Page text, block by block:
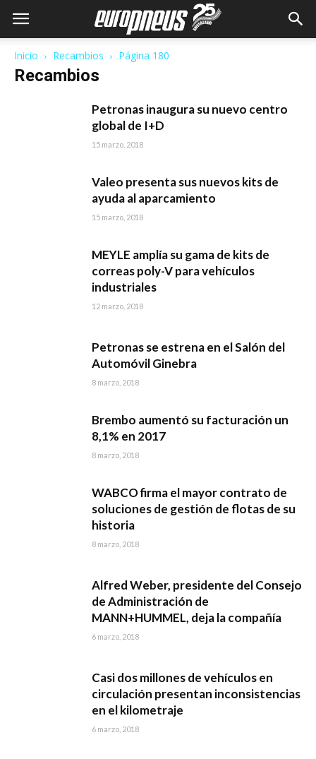
Inicio Recambios Página 180
Recambios
Petronas inaugura su nuevo centro
global de I+D
15 marzo, 2018
Valeo presenta sus nuevos kits de
ayuda al aparcamiento
15 marzo, 2018
MEYLE amplía su gama de kits de
correas poly-V para vehículos
industriales
12 marzo, 2018
Petronas se estrena en el Salón del
Automóvil Ginebra
8 marzo, 2018
Brembo aumentó su facturación un
8,1% en 2017
8 marzo, 2018
WABCO firma el mayor contrato de
soluciones de gestión de flotas de su
historia
8 marzo, 2018
Alfred Weber, presidente del Consejo
de Administración de
MANN+HUMMEL, deja la compañía
6 marzo, 2018
Casi dos millones de vehículos en
circulación presentan inconsistencias
en el kilometraje
6 marzo, 2018